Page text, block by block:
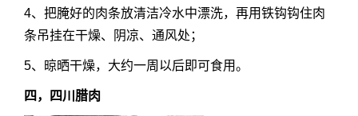
4、把腌好的肉条放清洁冷水中漂洗，再用铁钩钩住肉
条吊挂在干燥、阴凉、通风处；
5、晾晒干燥，大约一周以后即可食用。
四，四川腊肉